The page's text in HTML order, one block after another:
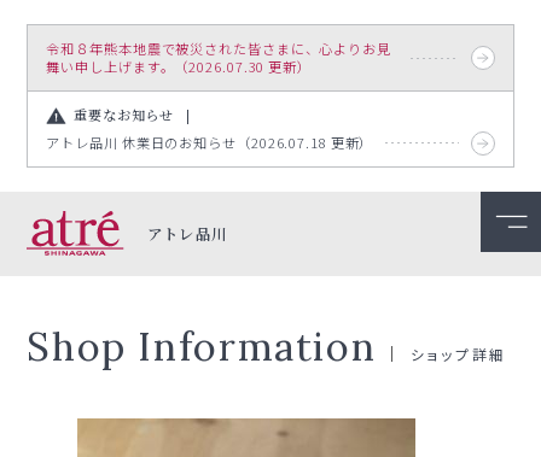
令和８年熊本地震で被災された皆さまに、心よりお見
舞い申し上げます。（2026.07.30 更新）
重要なお知らせ
アトレ品川 休業日のお知らせ（2026.07.18 更新）
アトレ品川
Shop Information ショップ詳細